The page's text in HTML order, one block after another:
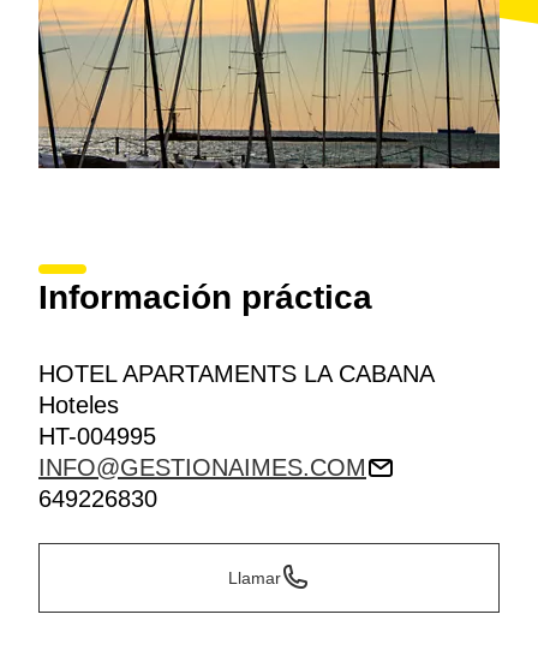
Información práctica
HOTEL APARTAMENTS LA CABANA
Hoteles
HT-004995
INFO@GESTIONAIMES.COM
649226830
Llamar